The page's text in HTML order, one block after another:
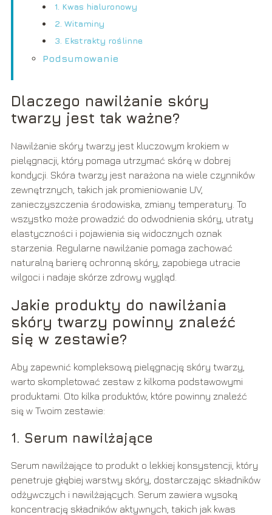
1. Kwas hialuronowy
2. Witaminy
3. Ekstrakty roślinne
Podsumowanie
Dlaczego nawilżanie skóry
twarzy jest tak ważne?
Nawilżanie skóry twarzy jest kluczowym krokiem w
pielęgnacji, który pomaga utrzymać skórę w dobrej
kondycji. Skóra twarzy jest narażona na wiele czynników
zewnętrznych, takich jak promieniowanie UV,
zanieczyszczenia środowiska, zmiany temperatury. To
wszystko może prowadzić do odwodnienia skóry, utraty
elastyczności i pojawienia się widocznych oznak
starzenia. Regularne nawilżanie pomaga zachować
naturalną barierę ochronną skóry, zapobiega utracie
wilgoci i nadaje skórze zdrowy wygląd.
Jakie produkty do nawilżania
skóry twarzy powinny znaleźć
się w zestawie?
Aby zapewnić kompleksową pielęgnację skóry twarzy,
warto skompletować zestaw z kilkoma podstawowymi
produktami. Oto kilka produktów, które powinny znaleźć
się w Twoim zestawie:
1. Serum nawilżające
Serum nawilżające to produkt o lekkiej konsystencji, który
penetruje głębiej warstwy skóry, dostarczając składników
odżywczych i nawilżających. Serum zawiera wysoką
koncentrację składników aktywnych, takich jak kwas